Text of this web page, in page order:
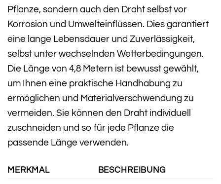
Pflanze, sondern auch den Draht selbst vor
Korrosion und Umwelteinflüssen. Dies garantiert
eine lange Lebensdauer und Zuverlässigkeit,
selbst unter wechselnden Wetterbedingungen.
Die Länge von 4,8 Metern ist bewusst gewählt,
um Ihnen eine praktische Handhabung zu
ermöglichen und Materialverschwendung zu
vermeiden. Sie können den Draht individuell
zuschneiden und so für jede Pflanze die
passende Länge verwenden.
MERKMAL BESCHREIBUNG